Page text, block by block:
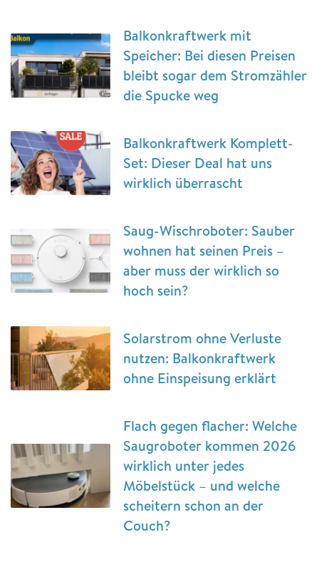
Balkonkraftwerk mit
Speicher: Bei diesen Preisen
bleibt sogar dem Stromzähler
die Spucke weg
Balkonkraftwerk Komplett-
Set: Dieser Deal hat uns
wirklich überrascht
Saug-Wischroboter: Sauber
wohnen hat seinen Preis –
aber muss der wirklich so
hoch sein?
Solarstrom ohne Verluste
nutzen: Balkonkraftwerk
ohne Einspeisung erklärt
Flach gegen flacher: Welche
Saugroboter kommen 2026
wirklich unter jedes
Möbelstück – und welche
scheitern schon an der
Couch?